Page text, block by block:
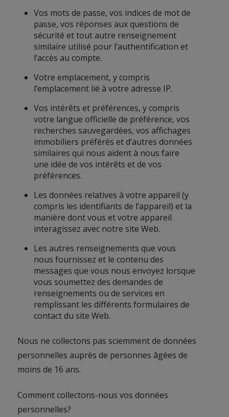
Vos mots de passe, vos indices de mot de
passe, vos réponses aux questions de
sécurité et tout autre renseignement
similaire utilisé pour l’authentification et
l’accès au compte.
Votre emplacement, y compris
l’emplacement lié à votre adresse IP.
Vos intérêts et préférences, y compris
votre langue officielle de préférence, vos
recherches sauvegardées, vos affichages
immobiliers préférés et d’autres données
similaires qui nous aident à nous faire
une idée de vos intérêts et de vos
préférences.
Les données relatives à votre appareil (y
compris les identifiants de l’appareil) et la
manière dont vous et votre appareil
interagissez avec notre site Web.
Les autres renseignements que vous
nous fournissez et le contenu des
messages que vous nous envoyez lorsque
vous soumettez des demandes de
renseignements ou de services en
remplissant les différents formulaires de
contact du site Web.
Nous ne collectons pas sciemment de données
personnelles auprès de personnes âgées de
moins de 16 ans.
Comment collectons-nous vos données
personnelles?